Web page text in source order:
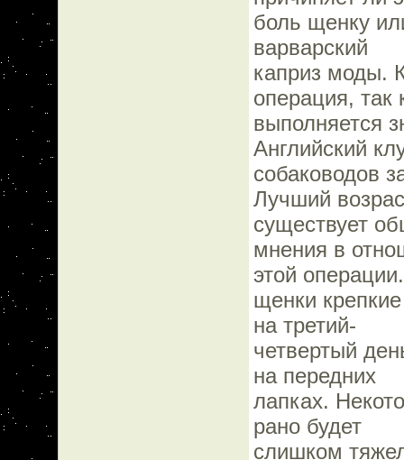
боль щенку
варварский
каприз моды.
операция, так
выполняется
Английский
собаководов
Лучший
существует
мнения в
этой
щенки
на третий-
четвертый
на передних
лапках.
рано будет
слишком